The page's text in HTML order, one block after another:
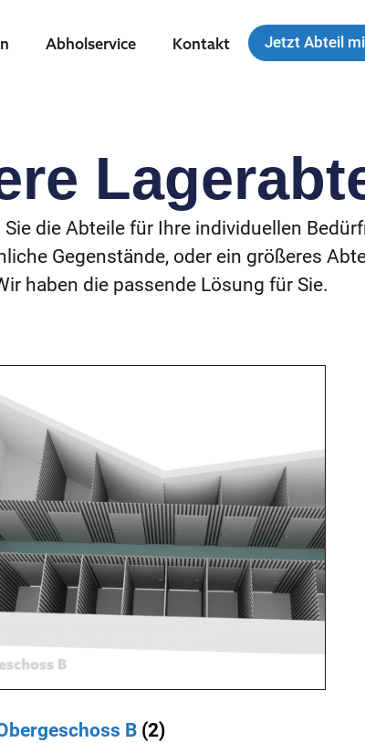
Abholservice Kontakt Jetzt Abteil
Sie die Abteile für Ihre individuellen
Gegenstände, oder ein größeres
haben die passende Lösung für Sie.
B (2)